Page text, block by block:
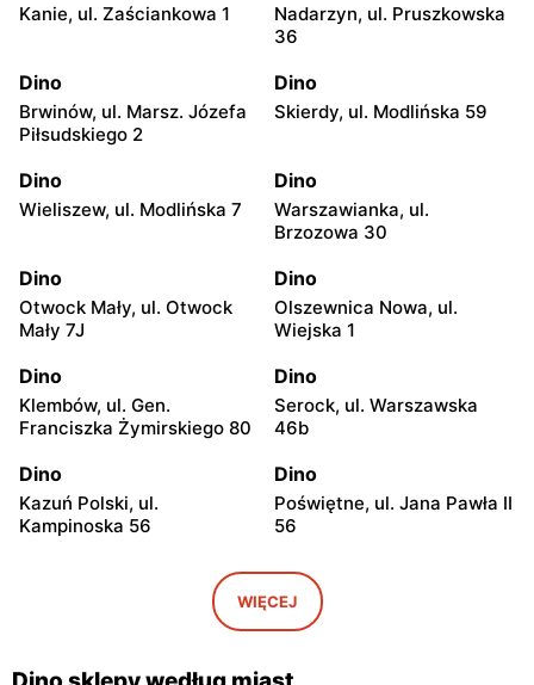
Kanie, ul. Zaściankowa 1
Nadarzyn, ul. Pruszkowska
36
Dino
Brwinów, ul. Marsz. Józefa
Piłsudskiego 2
Dino
Skierdy, ul. Modlińska 59
Dino
Wieliszew, ul. Modlińska 7
Dino
Warszawianka, ul.
Brzozowa 30
Dino
Otwock Mały, ul. Otwock
Mały 7J
Dino
Olszewnica Nowa, ul.
Wiejska 1
Dino
Klembów, ul. Gen.
Franciszka Żymirskiego 80
Dino
Serock, ul. Warszawska
46b
Dino
Kazuń Polski, ul.
Kampinoska 56
Dino
Poświętne, ul. Jana Pawła II
56
Dino
Bieniewice, ul. Błońska 52
Dino Dino
WIĘCEJ